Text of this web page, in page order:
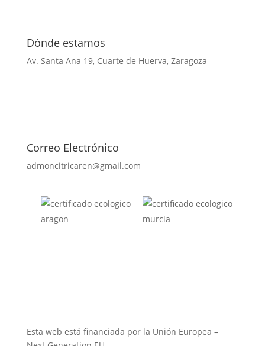
Dónde estamos
Av. Santa Ana 19, Cuarte de Huerva, Zaragoza
Correo Electrónico
admoncitricaren@gmail.com
Esta web está financiada por la Unión Europea –